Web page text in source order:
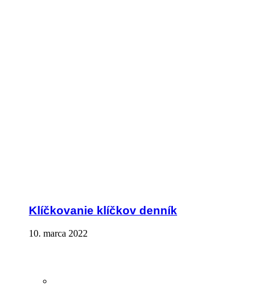
Klíčkovanie klíčkov denník
10. marca 2022